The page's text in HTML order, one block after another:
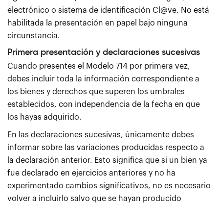
electrónico o sistema de identificación Cl@ve. No está
habilitada la presentación en papel bajo ninguna
circunstancia.
Primera presentación y declaraciones sucesivas
Cuando presentes el Modelo 714 por primera vez,
debes incluir toda la información correspondiente a
los bienes y derechos que superen los umbrales
establecidos, con independencia de la fecha en que
los hayas adquirido.
En las declaraciones sucesivas, únicamente debes
informar sobre las variaciones producidas respecto a
la declaración anterior. Esto significa que si un bien ya
fue declarado en ejercicios anteriores y no ha
experimentado cambios significativos, no es necesario
volver a incluirlo salvo que se hayan producido